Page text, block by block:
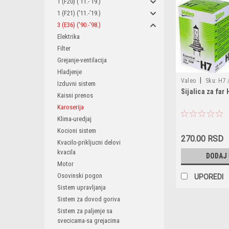
1 (F21) ('11.-'19.)
3 (E36) ('90.-'98.)
Elektrika
Filter
Grejanje-ventilacija
Hladjenje
Izduvni sistem
Kaisni prenos
Karoserija
Klima-uredjaj
Kocioni sistem
Kvacilo-prikljucni delovi
kvacila
Motor
Osovinski pogon
Sistem upravljanja
Sistem za dovod goriva
Sistem za paljenje sa
svecicama-sa grejacima
Valeo Sku: H7
/ 14145090 /
63120026294 /
63210309671 /
63217160780
Sijalica za far
270.00 RSD
DODAJ
UPOREDI